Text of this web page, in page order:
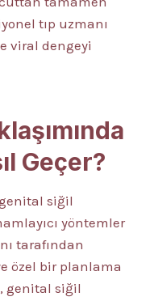
tıp uzmanı
viral dengeyi
Geçer?
siğil
yöntemler
tarafından
özel bir planlama
genital siğil